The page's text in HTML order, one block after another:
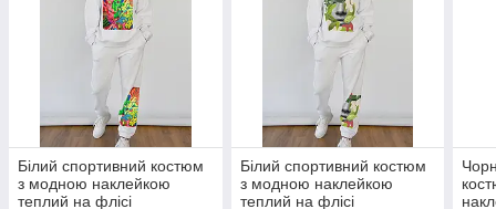
Білий спортивний костюм
з модною наклейкою
теплий на флісі
Білий спортивний костюм
з модною наклейкою
теплий на флісі